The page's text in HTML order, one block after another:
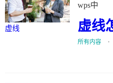
虚线
wps中
虚线
所有内容 •